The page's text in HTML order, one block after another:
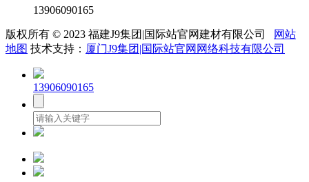
13906090165
版权所有 © 2023 福建J9集团|国际站官网建材有限公司
网站
地图 技术支持： 厦门J9集团|国际站官网网络科技有限公司
13906090165